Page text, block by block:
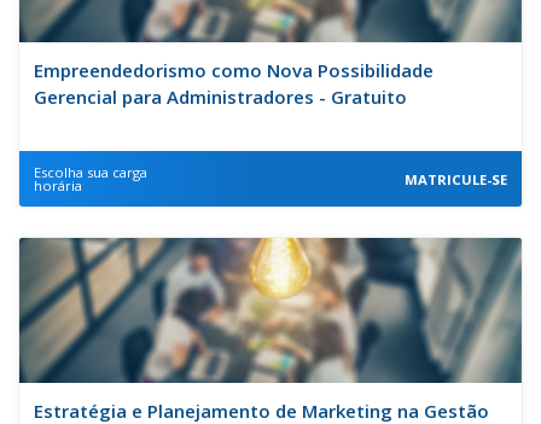
Empreendedorismo como Nova Possibilidade
Gerencial para Administradores - Gratuito
Escolha sua carga
horária MATRICULE-SE
Estratégia e Planejamento de Marketing na Gestão